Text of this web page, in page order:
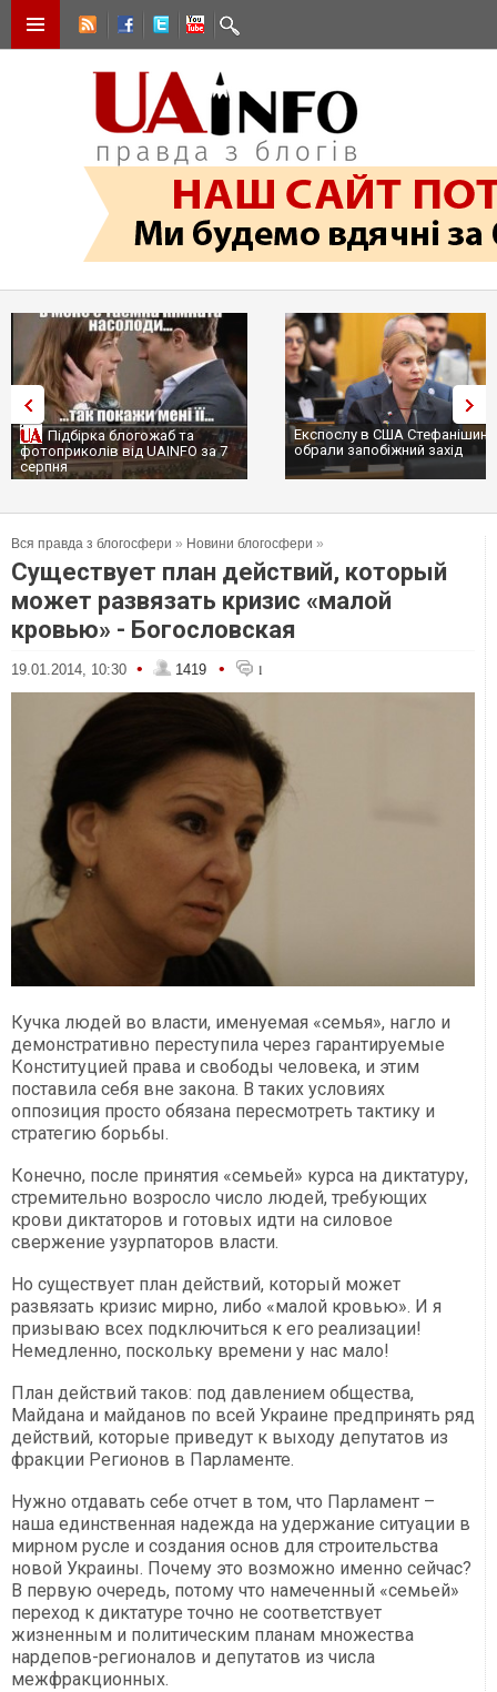
Підбірка блогожаб та
фотоприколів від UAINFO за 7
серпня
Експослу в США Стефанішиній
обрали запобіжний захід
Вся правда з блогосфери » Новини блогосфери »
Существует план действий, который
может развязать кризис «малой
кровью» - Богословская
19.01.2014, 10:30 • 1419 • 1
Кучка людей во власти, именуемая «семья», нагло и
демонстративно переступила через гарантируемые
Конституцией права и свободы человека, и этим
поставила себя вне закона. В таких условиях
оппозиция просто обязана пересмотреть тактику и
стратегию борьбы.
Конечно, после принятия «семьей» курса на диктатуру,
стремительно возросло число людей, требующих
крови диктаторов и готовых идти на силовое
свержение узурпаторов власти.
Но существует план действий, который может
развязать кризис мирно, либо «малой кровью». И я
призываю всех подключиться к его реализации!
Немедленно, поскольку времени у нас мало!
План действий таков: под давлением общества,
Майдана и майданов по всей Украине предпринять ряд
действий, которые приведут к выходу депутатов из
фракции Регионов в Парламенте.
Нужно отдавать себе отчет в том, что Парламент –
наша единственная надежда на удержание ситуации в
мирном русле и создания основ для строительства
новой Украины. Почему это возможно именно сейчас?
В первую очередь, потому что намеченный «семьей»
переход к диктатуре точно не соответствует
жизненным и политическим планам множества
нардепов-регионалов и депутатов из числа
межфракционных.